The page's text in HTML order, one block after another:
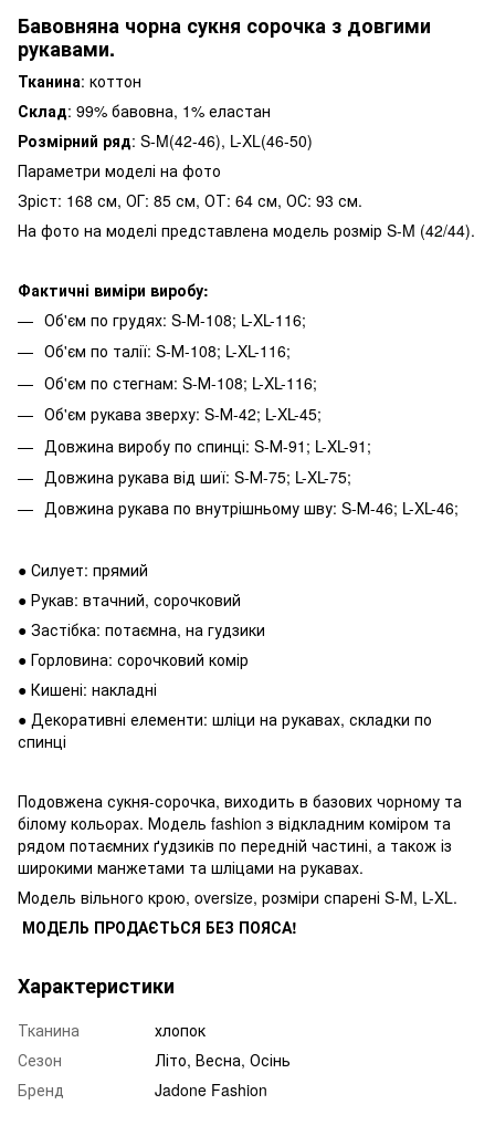
Бавовняна чорна сукня сорочка з довгими
рукавами.
Тканина: коттон
Склад: 99% бавовна, 1% еластан
Розмірний ряд: S-M(42-46), L-XL(46-50)
Параметри моделі на фото
Зріст: 168 см, ОГ: 85 см, ОТ: 64 см, ОС: 93 см.
На фото на моделі представлена ​​модель розмір S-M (42/44).
Фактичні виміри виробу:
Об'єм по грудях: S-М-108; L-XL-116;
Об'єм по талії: S-М-108; L-XL-116;
Об'єм по стегнам: S-М-108; L-XL-116;
Об'єм рукава зверху: S-М-42; L-XL-45;
Довжина виробу по спинці: S-М-91; L-XL-91;
Довжина рукава від шиї: S-М-75; L-XL-75;
Довжина рукава по внутрішньому шву: S-М-46; L-XL-46;
● Силует: прямий
● Рукав: втачний, сорочковий
● Застібка: потаємна, на гудзики
● Горловина: сорочковий комір
● Кишені: накладні
● Декоративні елементи: шліци на рукавах, складки по
спинці
Подовжена сукня-сорочка, виходить в базових чорному та
білому кольорах. Модель fashion з відкладним коміром та
рядом потаємних ґудзиків по передній частині, а також із
широкими манжетами та шліцами на рукавах.
Модель вільного крою, oversize, розміри спарені S-M, L-XL.
МОДЕЛЬ ПРОДАЄТЬСЯ БЕЗ ПОЯСА!
Характеристики
Тканина
хлопок
Сезон
Літо, Весна, Осінь
Бренд
Jadone Fashion